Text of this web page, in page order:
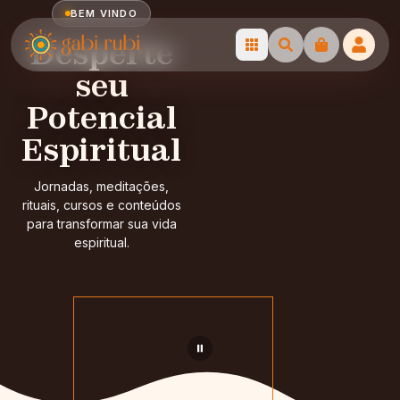
Home
Podcast
Jornada da Prosperidade
BEM VINDO
Desperte
seu
Potencial
Espiritual
Jornadas, meditações,
rituais, cursos e conteúdos
para transformar sua vida
espiritual.